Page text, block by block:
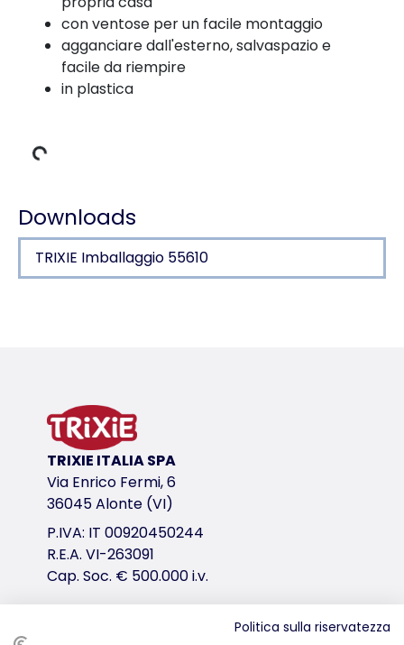
con ventose per un facile montaggio
agganciare dall'esterno, salvaspazio e
facile da riempire
in plastica
Downloads
TRIXIE Imballaggio 55610
agganciare dall'esterno, salvaspazio e facile da
in plastica
variante di prodotto
variante di prodotto: numero unico del
Misure
225 ml/15 × 15 × 6 cm
Colore
trasparente
TRIXIE ITALIA SPA
Via Enrico Fermi, 6
36045 Alonte (VI)
P.IVA: IT 00920450244
R.E.A. VI-263091
Cap. Soc. € 500.000 i.v.
Politica sulla riservatezza